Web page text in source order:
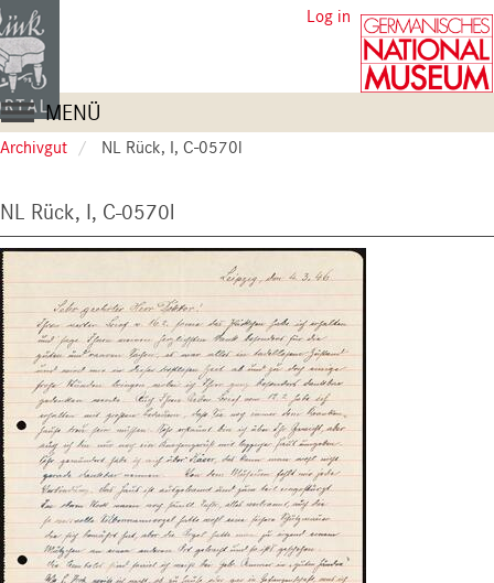
Skip
to
main
content
User
account
menu
Log in
Main
navigation
MENÜ
Archivgut NL Rück, I, C-0570l
NL Rück, I, C-0570l